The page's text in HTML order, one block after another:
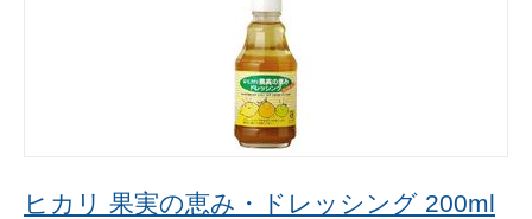
ヒカリ 果実の恵み・ドレッシング 200ml